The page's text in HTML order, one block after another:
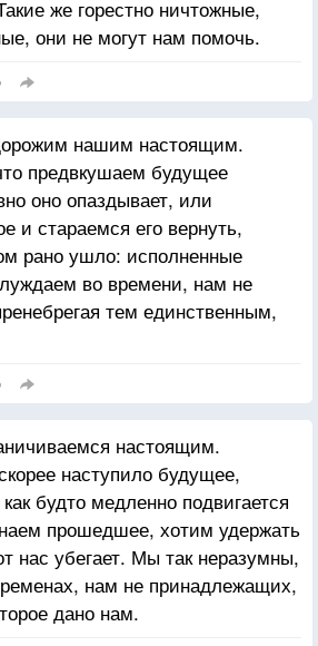
же горестно ничтожные,
они не могут нам помочь.
нашим настоящим.
предвкушаем будущее
оно опаздывает, или
и стараемся его вернуть,
рано ушло: исполненные
во времени, нам не
тем единственным,
тщеты, целиком
которое при нас. А дело в том,
всегда причиняет нам боль.
мы стараемся его не видеть,
видя, как быстро оно
продлить его,
тщимся распоряжаться
власти, мечтаем о времени, до
не дотянем. Покопайтесь
найдете в них или прошлое,
настоящим.
наступило будущее,
будто медленно подвигается
прошедшее, хотим удержать
нас убегает. Мы так неразумны,
нам не принадлежащих,
дано нам.